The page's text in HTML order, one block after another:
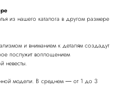
из нашего каталога в другом размере
и вниманием к деталям создадут
послужит воплощением
невесты.
модели. В среднем ― от 1 до 3